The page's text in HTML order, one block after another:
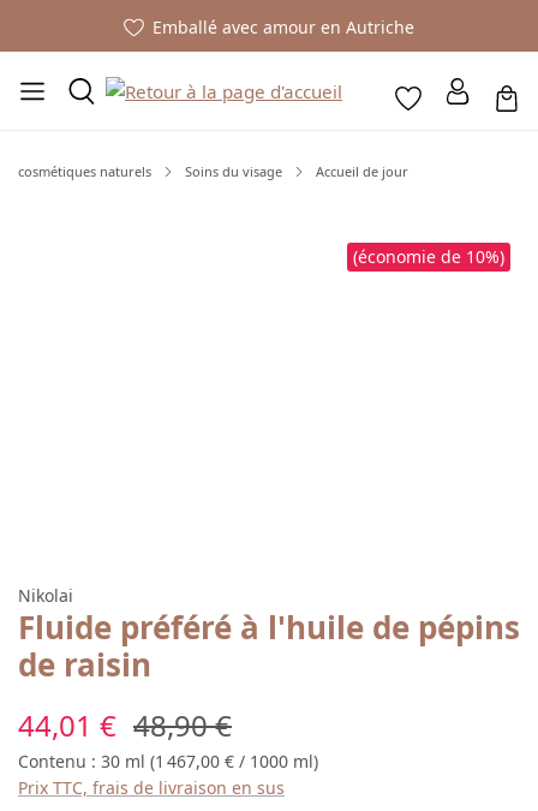
Emballé avec amour en Autriche
cosmétiques naturels Soins du visage Accueil de jour
(économie de 10%)
Nikolai
Fluide préféré à l'huile de pépins
de raisin
Prix de vente :
44,01 € Prix régulier :
48,90 €
Contenu : 30 ml (1 467,00 € / 1000 ml)
Prix TTC, frais de livraison en sus